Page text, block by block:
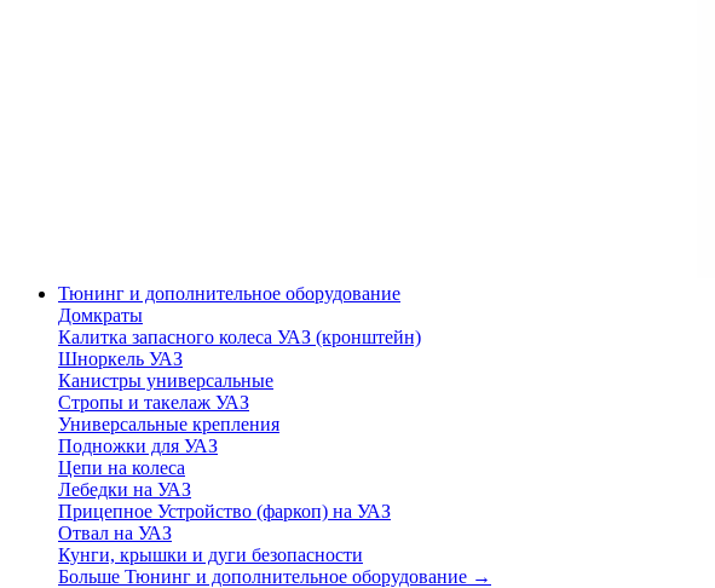
Тюнинг и дополнительное оборудование
Домкраты
Калитка запасного колеса УАЗ (кронштейн)
Шноркель УАЗ
Канистры универсальные
Стропы и такелаж УАЗ
Универсальные крепления
Подножки для УАЗ
Цепи на колеса
Лебедки на УАЗ
Прицепное Устройство (фаркоп) на УАЗ
Отвал на УАЗ
Кунги, крышки и дуги безопасности
Больше Тюнинг и дополнительное оборудование →